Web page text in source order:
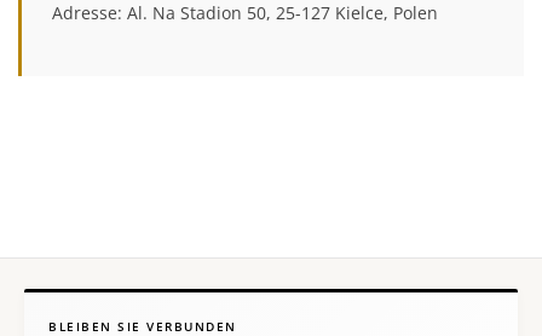
Adresse: Al. Na Stadion 50, 25-127 Kielce, Polen
BLEIBEN SIE VERBUNDEN